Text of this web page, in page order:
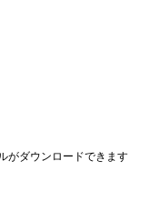
がダウンロードできます